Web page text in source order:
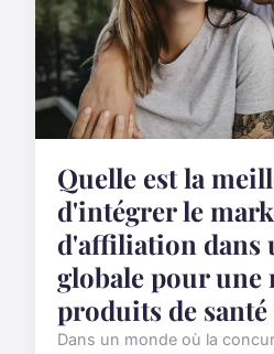
Quelle est la
d'intégrer le
d'affiliation dans
globale pour une
produits de santé
Dans un monde où la